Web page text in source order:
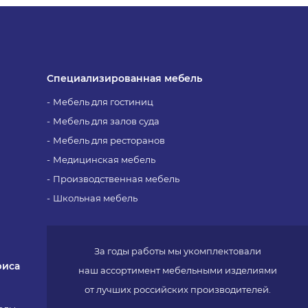
Специализированная мебель
Мебель для гостиниц
Мебель для залов суда
Мебель для ресторанов
Медицинская мебель
Производственная мебель
Школьная мебель
За годы работы мы укомплектовали
наш ассортимент мебельными изделиями
от лучших российских производителей.